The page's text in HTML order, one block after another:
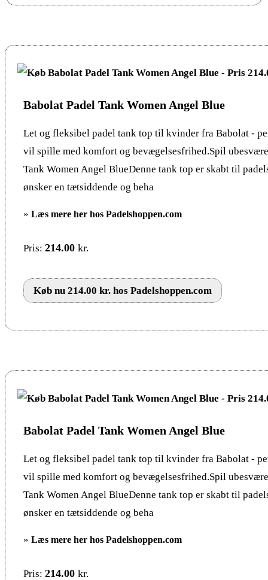
Babolat Padel Tank Women Angel Blue
Let og fleksibel padel tank top til kvinder fra Babolat -
vil spille med komfort og bevægelsesfrihed.Spil
Tank Women Angel BlueDenne tank top er skabt til
ønsker en tætsiddende og beha
» Læs mere her hos Padelshoppen.com
Pris: 214.00 kr.
Køb nu 214.00 kr. hos Padelshoppen.com
Babolat Padel Tank Women Angel Blue
Let og fleksibel padel tank top til kvinder fra Babolat -
vil spille med komfort og bevægelsesfrihed.Spil
Tank Women Angel BlueDenne tank top er skabt til
ønsker en tætsiddende og beha
» Læs mere her hos Padelshoppen.com
Pris: 214.00 kr.